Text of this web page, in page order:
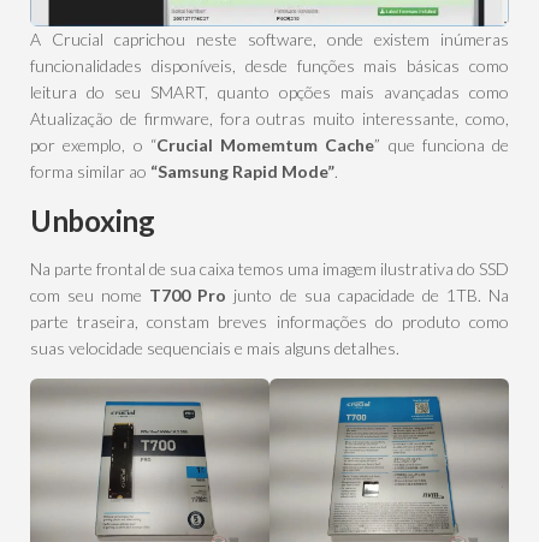
A Crucial caprichou neste software, onde existem inúmeras
funcionalidades disponíveis, desde funções mais básicas como
leitura do seu SMART, quanto opções mais avançadas como
Atualização de firmware, fora outras muito interessante, como,
por exemplo, o “Crucial Momemtum Cache” que funciona de
forma similar ao “Samsung Rapid Mode”.
Unboxing
Na parte frontal de sua caixa temos uma imagem ilustrativa do SSD
com seu nome T700 Pro junto de sua capacidade de 1TB. Na
parte traseira, constam breves informações do produto como
suas velocidade sequenciais e mais alguns detalhes.